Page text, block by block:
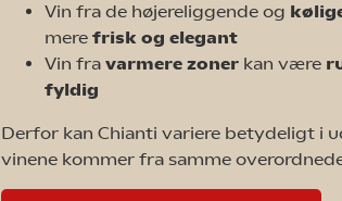
Vin fra de højereliggende og
mere frisk og elegant
Vin fra varmere zoner kan være
fyldig
Derfor kan Chianti variere betydeligt i
vinene kommer fra samme